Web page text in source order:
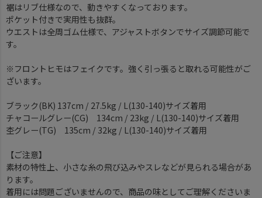
裾はリブ仕様なので、動きやすくなっております。
ポケット付きで実用性も抜群。
ウエストは全周ゴム仕様で、アジャストボタンでサイズ調節可能で
す。
※フロントヒモはフェイクです。強く引っ張ると取れる可能性がご
ざいます。
ブラック(BK) 137cm / 27.5kg / L(130-140)サイズ着用
チャコールグレー(CG) 134cm / 23kg / L(130-140)サイズ着用
杢グレー(TG) 135cm / 32kg / L(130-140)サイズ着用
【ご注意】
素材の特性上、小さな糸の飛び込みやスレなどが見られる場合があ
ります。
着用には問題ございませんので、商品の味としてご理解くださいま